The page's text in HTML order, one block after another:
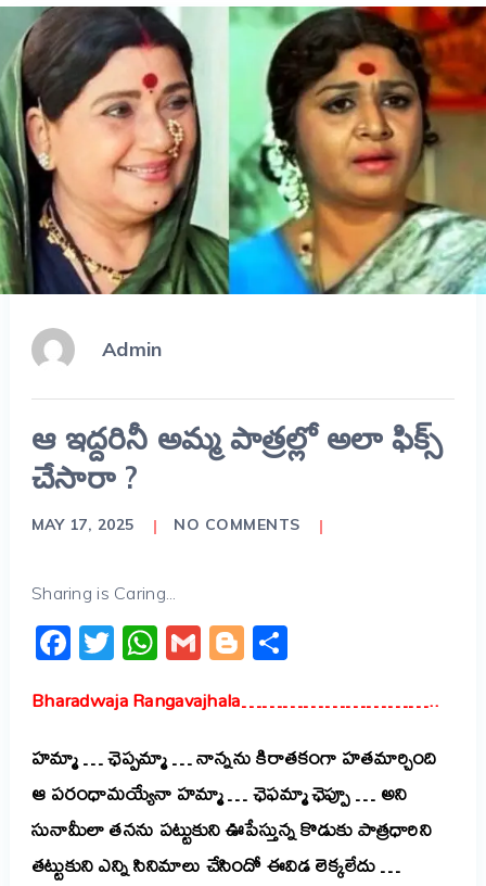
Admin
ఆ ఇద్దరినీ అమ్మ పాత్రల్లో అలా ఫిక్స్
చేసారా ?
MAY 17, 2025 NO COMMENTS
Sharing is Caring...
Facebook
Twitter
WhatsApp
GmailBlogger
Share
Bharadwaja Rangavajhala………………………..
హ‌మ్మా … ఛెప్ప‌మ్మా … నాన్న‌ను కిరాత‌కంగా హ‌త‌మార్చింది
ఆ ప‌రంధామ‌య్యేనా హ‌మ్మా … ఛెఫ‌మ్మా ఛెప్పూ …అని
సునామీలా త‌న‌ను ప‌ట్టుకుని ఊపేస్తున్న కొడుకు పాత్ర‌ధారిని
త‌ట్టుకుని ఎన్ని సినిమాలు చేసిందో ఈవిడ లెక్క‌లేదు …